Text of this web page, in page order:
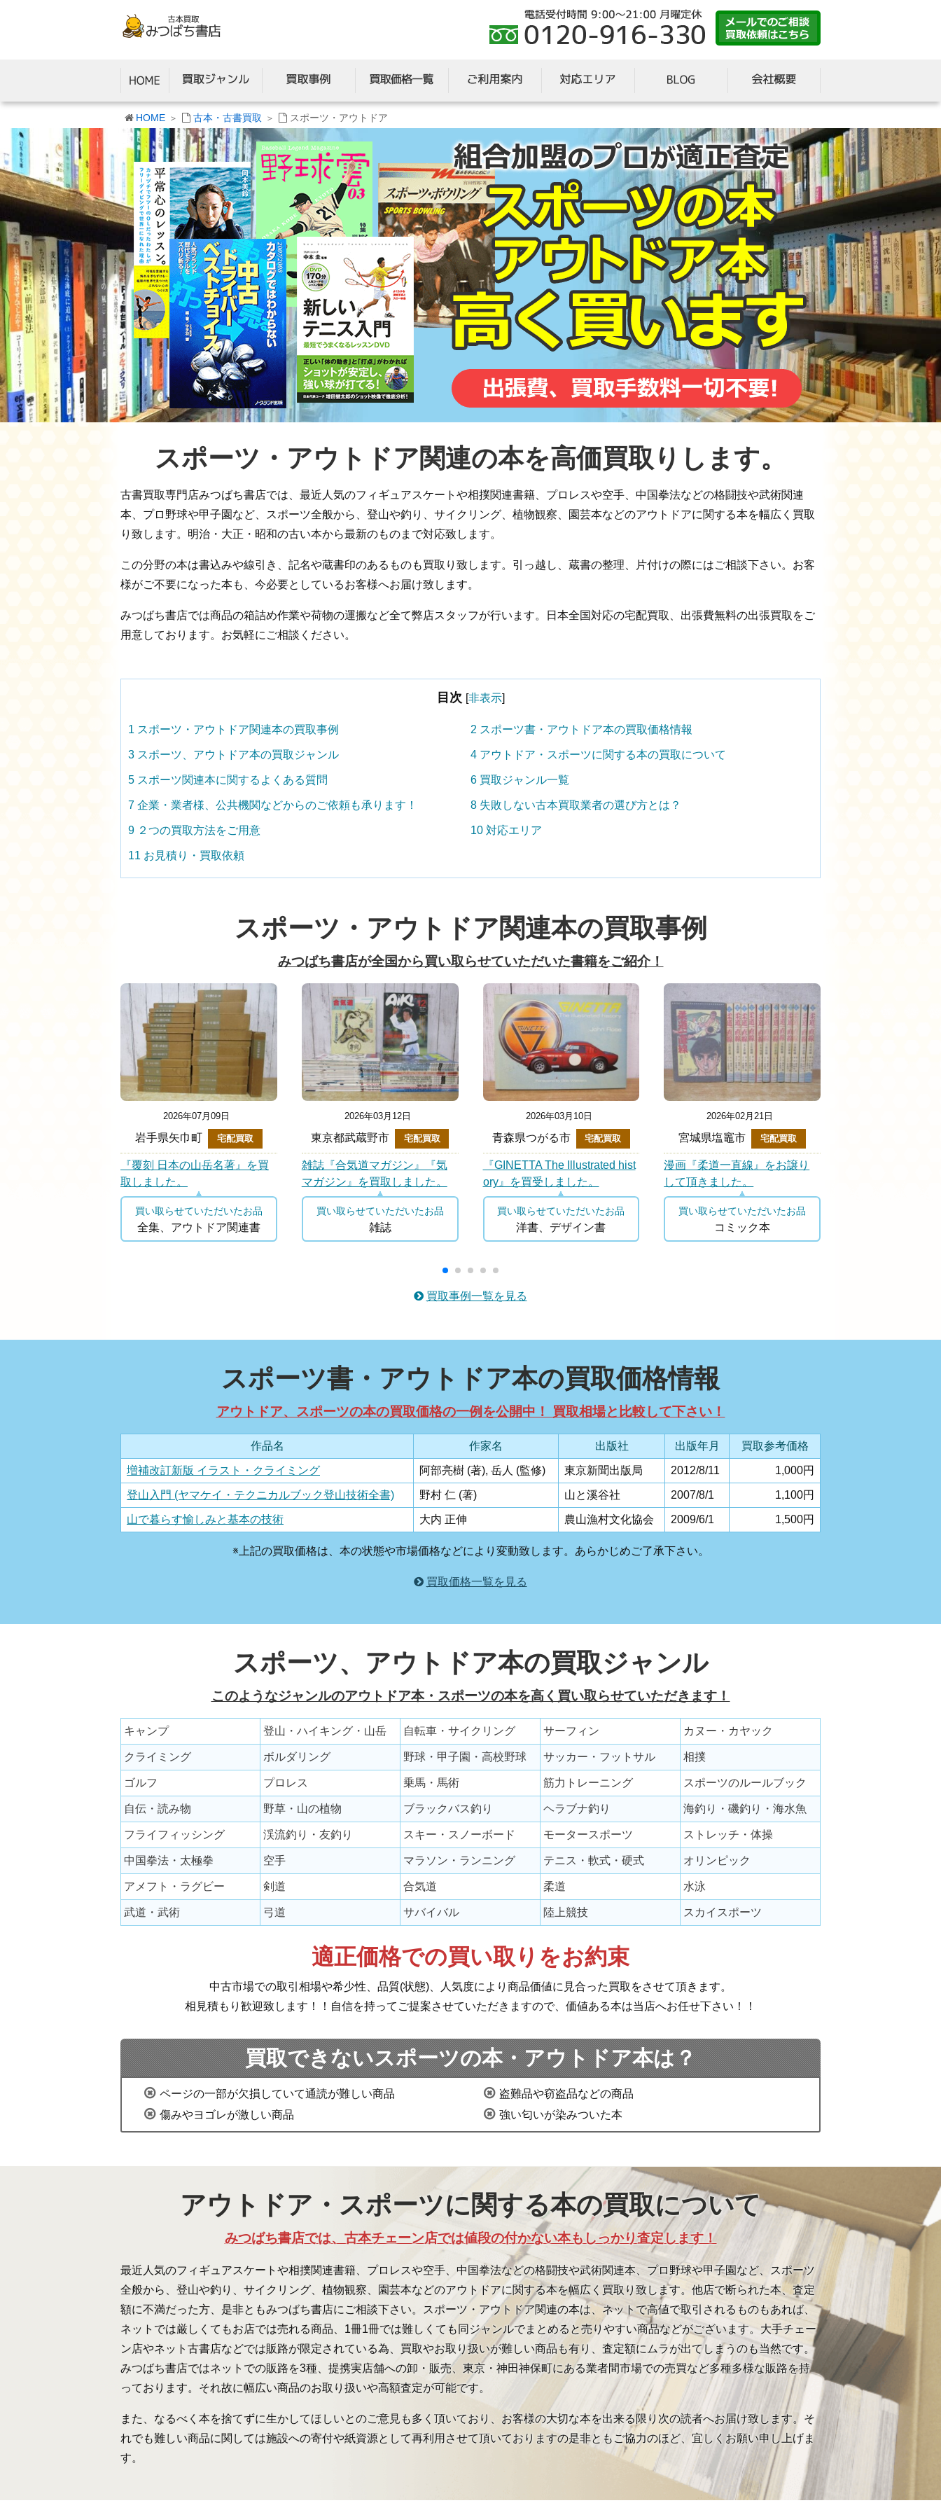
HOME 古本・古書買取 スポーツ・アウトドア
スポーツ・アウトドア関連の本を高価買取りします。
古書買取専門店みつばち書店では、最近人気のフィギュアスケートや相撲関連書籍、プロレスや空手、中国拳法などの格闘技や武術関連
本、プロ野球や甲子園など、スポーツ全般から、登山や釣り、サイクリング、植物観察、園芸本などのアウトドアに関する本を幅広く買取
り致します。明治・大正・昭和の古い本から最新のものまで対応致します。
この分野の本は書込みや線引き、記名や蔵書印のあるものも買取り致します。引っ越し、蔵書の整理、片付けの際にはご相談下さい。お客
様がご不要になった本も、今必要としているお客様へお届け致します。
みつばち書店では商品の箱詰め作業や荷物の運搬など全て弊店スタッフが行います。日本全国対応の宅配買取、出張費無料の出張買取をご
用意しております。お気軽にご相談ください。
目次 [非表示]
1 スポーツ・アウトドア関連本の買取事例 2 スポーツ書・アウトドア本の買取価格情報
3 スポーツ、アウトドア本の買取ジャンル 4アウトドア・スポーツに関する本の買取について
5 スポーツ関連本に関するよくある質問 6買取ジャンル一覧
7 企業・業者様、公共機関などからのご依頼も承ります！ 8失敗しない古本買取業者の選び方とは？
9 ２つの買取方法をご用意 10対応エリア
11 お見積り・買取依頼
スポーツ・アウトドア関連本の買取事例
みつばち書店が全国から買い取らせていただいた書籍をご紹介！
2026年07月09日
岩手県矢巾町 宅配買取
『覆刻 日本の山岳名著』を買
取しました。
買い取らせていただいたお品
全集、アウトドア関連書
2026年03月12日
東京都武蔵野市 宅配買取
雑誌『合気道マガジン』『気
マガジン』を買取しました。
買い取らせていただいたお品
雑誌
2026年03月10日
青森県つがる市 宅配買取
『GINETTA The Illustrated hist
ory』を買受しました。
買い取らせていただいたお品
洋書、デザイン書
2026年02月21日
宮城県塩竈市 宅配買取
漫画『柔道一直線』をお譲り
して頂きました。
買い取らせていただいたお品
コミック本
買取事例一覧を見る
スポーツ書・アウトドア本の買取価格情報
アウトドア、スポーツの本の買取価格の一例を公開中！ 買取相場と比較して下さい！
作品名 作家名 出版社 出版年月 買取参考価格
増補改訂新版 イラスト・クライミング 阿部亮樹 (著), 岳人 (監修) 東京新聞出版局 2012/8/11 1,000円
登山入門 (ヤマケイ・テクニカルブック登山技術全書) 野村 仁 (著) 山と溪谷社 2007/8/1 1,100円
山で暮らす愉しみと基本の技術 大内 正伸 農山漁村文化協会 2009/6/1 1,500円
※上記の買取価格は、本の状態や市場価格などにより変動致します。あらかじめご了承下さい。
買取価格一覧を見る
スポーツ、アウトドア本の買取ジャンル
このようなジャンルのアウトドア本・スポーツの本を高く買い取らせていただきます！
キャンプ 登山・ハイキング・山岳 自転車・サイクリング サーフィン カヌー・カヤック
クライミング ボルダリング 野球・甲子園・高校野球 サッカー・フットサル 相撲
ゴルフ プロレス 乗馬・馬術 筋力トレーニング スポーツのルールブック
自伝・読み物 野草・山の植物 ブラックバス釣り ヘラブナ釣り 海釣り・磯釣り・海水魚
フライフィッシング 渓流釣り・友釣り スキー・スノーボード モータースポーツ ストレッチ・体操
中国拳法・太極拳 空手 マラソン・ランニング テニス・軟式・硬式 オリンピック
アメフト・ラグビー 剣道 合気道 柔道 水泳
武道・武術 弓道 サバイバル 陸上競技 スカイスポーツ
適正価格での買い取りをお約束
中古市場での取引相場や希少性、品質(状態)、人気度により商品価値に見合った買取をさせて頂きます。
相見積もり歓迎致します！！自信を持ってご提案させていただきますので、価値ある本は当店へお任せ下さい！！
買取できないスポーツの本・アウトドア本は？
ページの一部が欠損していて通読が難しい商品
盗難品や窃盗品などの商品
傷みやヨゴレが激しい商品
強い匂いが染みついた本
アウトドア・スポーツに関する本の買取について
みつばち書店では、古本チェーン店では値段の付かない本もしっかり査定します！
最近人気のフィギュアスケートや相撲関連書籍、プロレスや空手、中国拳法などの格闘技や武術関連本、プロ野球や甲子園など、スポーツ
全般から、登山や釣り、サイクリング、植物観察、園芸本などのアウトドアに関する本を幅広く買取り致します。他店で断られた本、査定
額に不満だった方、是非ともみつばち書店にご相談下さい。スポーツ・アウトドア関連の本は、ネットで高値で取引されるものもあれば、
ネットでは厳しくてもお店では売れる商品、1冊1冊では難しくても同ジャンルでまとめると売りやすい商品などがございます。大手チェー
ン店やネット古書店などでは販路が限定されている為、買取やお取り扱いが難しい商品も有り、査定額にムラが出てしまうのも当然です。
みつばち書店ではネットでの販路を3種、提携実店舗への卸・販売、東京・神田神保町にある業者間市場での売買など多種多様な販路を持
っております。それ故に幅広い商品のお取り扱いや高額査定が可能です。
また、なるべく本を捨てずに生かしてほしいとのご意見も多く頂いており、お客様の大切な本を出来る限り次の読者へお届け致します。そ
れでも難しい商品に関しては施設への寄付や紙資源として再利用させて頂いておりますの是非ともご協力のほど、宜しくお願い申し上げま
す。